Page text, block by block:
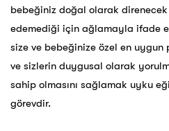
bebeğiniz doğal olarak
edemediği için ağlamayla ifade
size ve bebeğinize özel en
ve sizlerin duygusal olarak
sahip olmasını sağlamak uyku
görevdir.